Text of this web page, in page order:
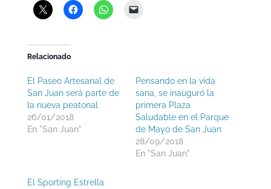
Relacionado
El Paseo Artesanal de
San Juan será parte de
la nueva peatonal
26/01/2018
En "San Juan"
Pensando en la vida
sana, se inauguró la
primera Plaza
Saludable en el Parque
de Mayo de San Juan
28/09/2018
En "San Juan"
El Sporting Estrella